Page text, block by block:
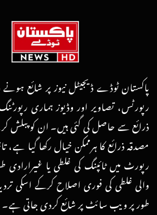
پاکستان ٹوڈے ڈیجیٹل نیوز پر شائع ہونے
رپورٹس، تصاویر اور وڈیوز ہماری
ذرائع سے حاصل کی گئی ہیں۔ ان کو پبلش
مصدقہ ذرائع کا ہرممکن خیال رکھا گیا ہے،
رپورٹ میں ٹائپنگ کی غلطی یا غیرارادی
والی غلطی کی فوری اصلاح کرکے اسکی
طور پر ویب سائٹ پر شائع کردی جاتی ہے۔